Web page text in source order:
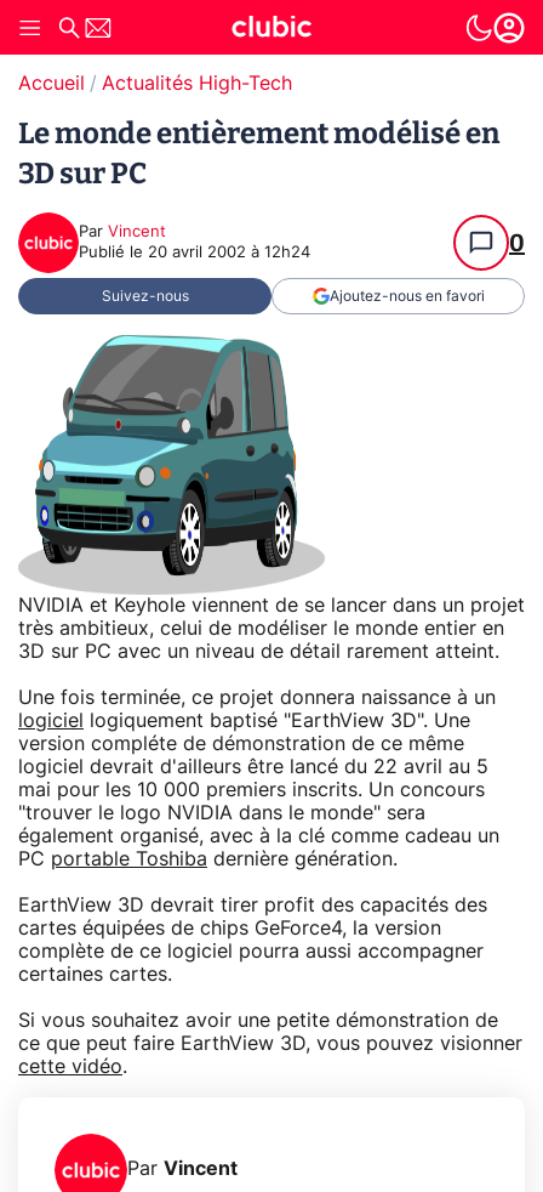
Accueil Actualités High-Tech
Le monde entièrement modélisé en
3D sur PC
Par Vincent
Publié le 20 avril 2002 à 12h24 0
Suivez-nous Ajoutez-nous en favori
NVIDIA et Keyhole viennent de se lancer dans un projet
très ambitieux, celui de modéliser le monde entier en
3D sur PC avec un niveau de détail rarement atteint.
Une fois terminée, ce projet donnera naissance à un
logiciel
logiquement baptisé "EarthView 3D". Une
version compléte de démonstration de ce même
logiciel devrait d'ailleurs être lancé du 22 avril au 5
mai pour les 10 000 premiers inscrits. Un concours
"trouver le logo NVIDIA dans le monde" sera
également organisé, avec à la clé comme cadeau un
PC portable Toshiba dernière génération.
EarthView 3D devrait tirer profit des capacités des
cartes équipées de chips GeForce4, la version
complète de ce logiciel pourra aussi accompagner
certaines cartes.
Si vous souhaitez avoir une petite démonstration de
ce que peut faire EarthView 3D, vous pouvez visionner
cette vidéo.
Par Vincent